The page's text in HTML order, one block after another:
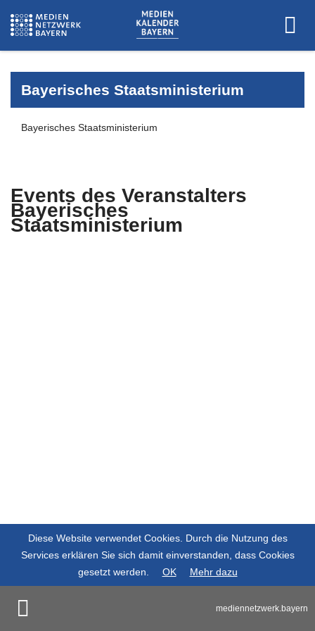
Bayerisches Staatsministerium
Bayerisches Staatsministerium
Events des Veranstalters
Bayerisches
Staatsministerium
mediennetzwerk.bayern
Diese Website verwendet Cookies. Durch die Nutzung des
Services erklären Sie sich damit einverstanden, dass Cookies
gesetzt werden.
OK Mehr dazu